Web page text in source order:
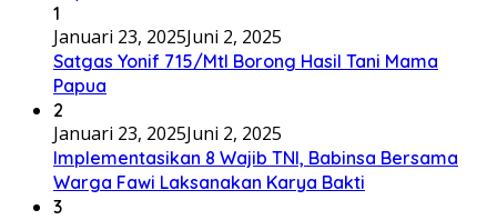
1
Januari 23, 2025Juni 2, 2025
Satgas Yonif 715/Mtl Borong Hasil Tani Mama
Papua
2
Januari 23, 2025Juni 2, 2025
Implementasikan 8 Wajib TNI, Babinsa Bersama
Warga Fawi Laksanakan Karya Bakti
3